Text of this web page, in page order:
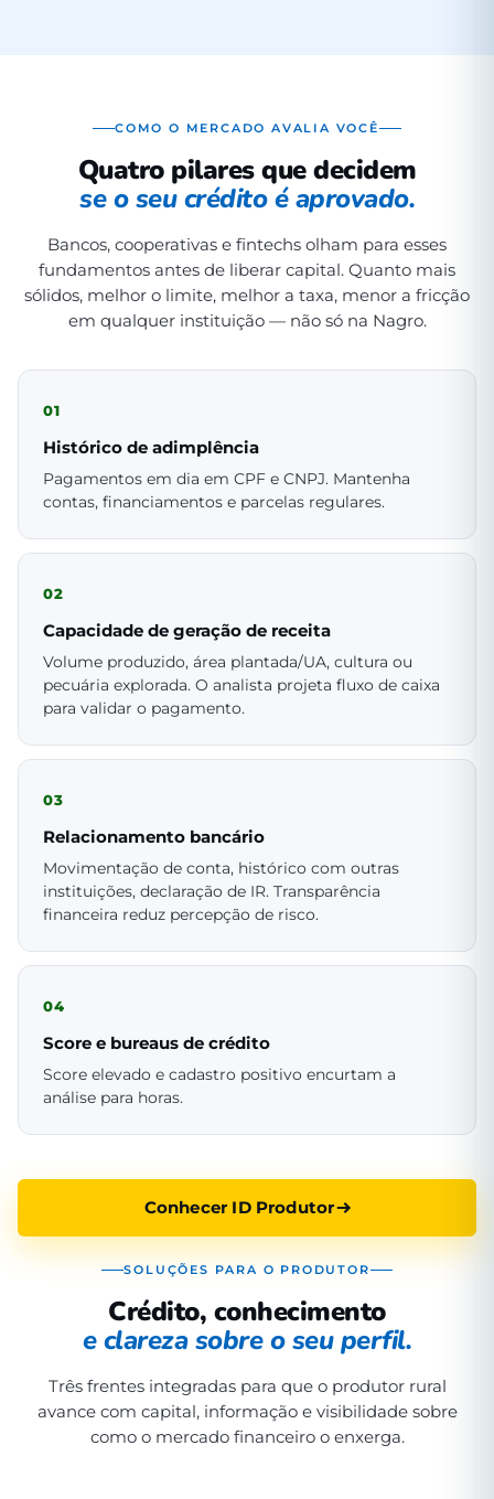
COMO O MERCADO AVALIA VOCÊ
Quatro pilares que decidem
se o seu crédito é aprovado.
Bancos, cooperativas e fintechs olham para esses
fundamentos antes de liberar capital. Quanto mais
sólidos, melhor o limite, melhor a taxa, menor a fricção
em qualquer instituição — não só na Nagro.
01
Histórico de adimplência
Pagamentos em dia em CPF e CNPJ. Mantenha
contas, financiamentos e parcelas regulares.
02
Capacidade de geração de receita
Volume produzido, área plantada/UA, cultura ou
pecuária explorada. O analista projeta fluxo de caixa
para validar o pagamento.
03
Relacionamento bancário
Movimentação de conta, histórico com outras
instituições, declaração de IR. Transparência
financeira reduz percepção de risco.
04
Score e bureaus de crédito
Score elevado e cadastro positivo encurtam a
análise para horas.
Conhecer ID Produtor
SOLUÇÕES PARA O PRODUTOR
Crédito, conhecimento
e clareza sobre o seu perfil.
Três frentes integradas para que o produtor rural
avance com capital, informação e visibilidade sobre
como o mercado financeiro o enxerga.